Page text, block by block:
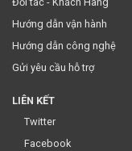
Hướng dẫn vận hành
Hướng dẫn công nghệ
Gửi yêu cầu hỗ trợ
LIÊN KẾT
Twitter
Facebook